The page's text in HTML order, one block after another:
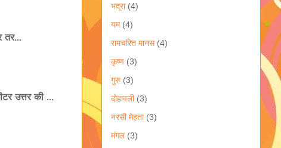
तर...
उत्तर की ...
भद्रा (4)
यम (4)
रामचरित मानस (4)
कृष्ण (3)
गुरु (3)
दोहावली (3)
नरसी मेहता (3)
मंगल (3)